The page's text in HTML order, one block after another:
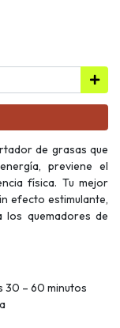
de grasas que
previene el
física. Tu mejor
efecto estimulante,
los quemadores de
30 – 60 minutos